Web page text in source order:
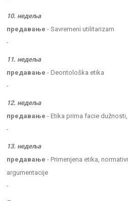
10. недеља
предавање - Savremeni utilitarizam
-
11. недеља
предавање - Deontološka etika
-
12. недеља
предавање - Etika prima facie
-
13. недеља
предавање - Primenjena etika,
argumentacije
-